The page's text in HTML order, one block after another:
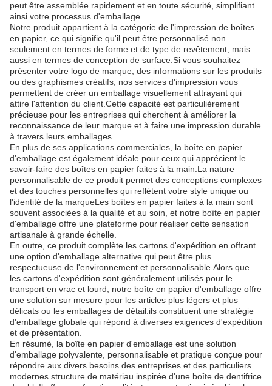
peut être assemblée rapidement et en toute sécurité, simplifiant
ainsi votre processus d'emballage.
Notre produit appartient à la catégorie de l'impression de boîtes
en papier, ce qui signifie qu'il peut être personnalisé non
seulement en termes de forme et de type de revêtement, mais
aussi en termes de conception de surface.Si vous souhaitez
présenter votre logo de marque, des informations sur les produits
ou des graphismes créatifs, nos services d'impression vous
permettent de créer un emballage visuellement attrayant qui
attire l'attention du client.Cette capacité est particulièrement
précieuse pour les entreprises qui cherchent à améliorer la
reconnaissance de leur marque et à faire une impression durable
à travers leurs emballages..
En plus de ses applications commerciales, la boîte en papier
d'emballage est également idéale pour ceux qui apprécient le
savoir-faire des boîtes en papier faites à la main.La nature
personnalisable de ce produit permet des conceptions complexes
et des touches personnelles qui reflètent votre style unique ou
l'identité de la marqueLes boîtes en papier faites à la main sont
souvent associées à la qualité et au soin, et notre boîte en papier
d'emballage offre une plateforme pour réaliser cette sensation
artisanale à grande échelle.
En outre, ce produit complète les cartons d'expédition en offrant
une option d'emballage alternative qui peut être plus
respectueuse de l'environnement et personnalisable.Alors que
les cartons d'expédition sont généralement utilisés pour le
transport en vrac et lourd, notre boîte en papier d'emballage offre
une solution sur mesure pour les articles plus légers et plus
délicats ou les emballages de détail.ils constituent une stratégie
d'emballage globale qui répond à diverses exigences d'expédition
et de présentation.
En résumé, la boîte en papier d'emballage est une solution
d'emballage polyvalente, personnalisable et pratique conçue pour
répondre aux divers besoins des entreprises et des particuliers
modernes.structure de matériau inspirée d'une boîte de dentifrice